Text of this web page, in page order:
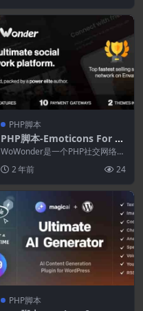
PHP脚本
PHP脚本-Emoticons For W
owonder 4.3(WoWonder
拓展)–终极PHP社交网络平台
WoWonder是一个PHP社交网络脚
网络网...
2 年前 24
PHP脚本